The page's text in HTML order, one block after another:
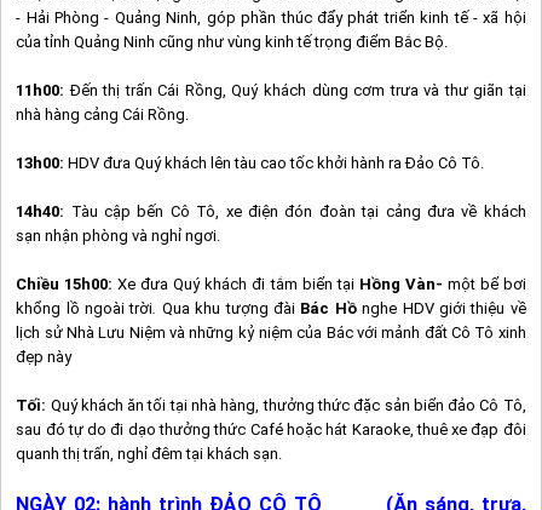
- Hải Phòng - Quảng Ninh, góp phần thúc đẩy phát triển kinh tế - xã hội
của tỉnh Quảng Ninh cũng như vùng kinh tế trọng điểm Bắc Bộ.
11h00: Đến thị trấn Cái Rồng, Quý khách dùng cơm trưa và thư giãn tại
nhà hàng cảng Cái Rồng.
13h00: HDV đưa Quý khách lên tàu cao tốc khởi hành ra ĐảoCô Tô.
14h40: Tàu cập bến Cô Tô, xe điện đón đoàn tại cảng đưa về khách
sạn nhận phòng và nghỉ ngơi.
Chiều 15h00: Xe đưa Quý khách đi tắm biển tại Hồng Vàn- một bể bơi
khổng lồ ngoài trời. Qua khu tượng đài Bác Hồnghe HDV giới thiệu về
lịch sử Nhà Lưu Niệm và những kỷ niệm của Bác với mảnh đấtCô Tô xinh
đẹp này
Tối: Quý khách ăn tối tại nhà hàng, thưởng thức đặc sản biển đảoCô Tô,
sau đó tự do đi dạo thưởng thức Café hoặc hát Karaoke, thuê xe đạp đôi
quanh thị trấn, nghỉ đêm tại khách sạn.
NGÀY 02: hành trình ĐẢO CÔ TÔ (Ăn sáng, trưa,